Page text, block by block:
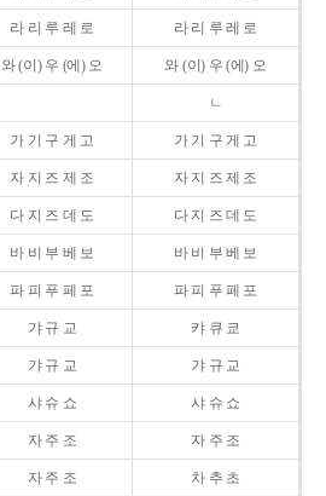
라 리 루 레 로 라 리 루 레 로
와 (이) 우 (에) 오 와 (이) 우 (에) 오
ㄴ
가 기 구 게 고 가 기 구 게 고
자 지 즈 제 조 자 지 즈 제 조
다 지 즈 데 도 다 지 즈 데 도
바 비 부 베 보 바 비 부 베 보
파 피 푸 페 포 파 피 푸 페 포
갸 규 교 캬 큐 쿄
갸 규 교 갸 규 교
샤 슈 쇼 샤 슈 쇼
자 주 조 자 주 조
자 주 조 차 추 초